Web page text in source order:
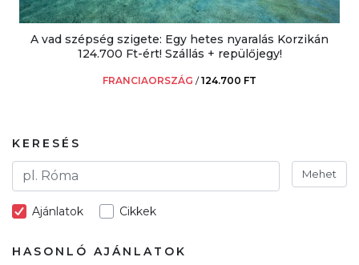
A vad szépség szigete: Egy hetes nyaralás Korzikán
124.700 Ft-ért! Szállás + repülőjegy!
FRANCIAORSZÁG /124.700 FT
KERESÉS
Mehet
Ajánlatok Cikkek
HASONLÓ AJÁNLATOK